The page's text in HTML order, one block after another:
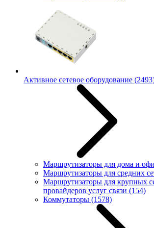
Активное сетевое оборудование
Маршрутизаторы для дома и
Маршрутизаторы для средних
Маршрутизаторы для крупных
провайдеров услуг связи (154)
Коммутаторы (1578)